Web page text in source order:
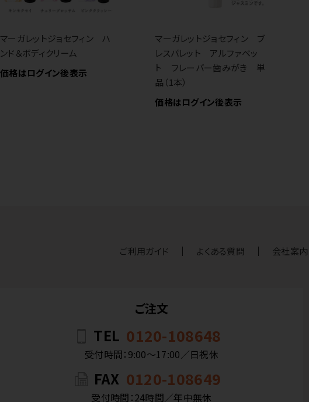
マーガレットジョセフィン ハ
ンド＆ボディクリーム
価格はログイン後表示
マーガレットジョセフィン ブ
レスパレット アルファベッ
ト フレーバー歯みがき 単
品（1本）
価格はログイン後表示
ご利用ガイド よくある質問 会社案内
ご注文
TEL 0120-108648
受付時間：9:00〜17:00／日祝休
FAX 0120-108649
受付時間：24時間／年中無休